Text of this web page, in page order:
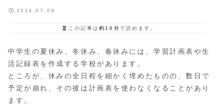
2014.07.09
この記事は 約10分で読めます。
中学生の夏休み、冬休み、春休みには、学習計画表や生
活記録表を作成する学校があります。
ところが、休みの全日程を細かく埋めたものの、数日で
予定が崩れ、その後は計画表を使わなくなることがあり
ます。